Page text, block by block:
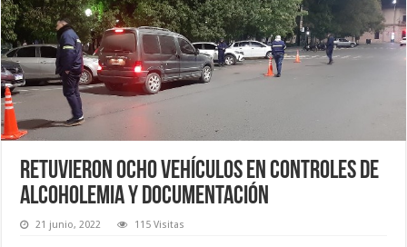
Retuvieron ocho vehículos en controles de
alcoholemia y documentación
21 junio, 2022 115 Visitas